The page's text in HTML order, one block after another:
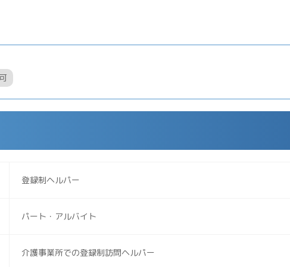
登録制ヘルパー
パート・アルバイト
介護事業所での登録制訪問ヘルパー